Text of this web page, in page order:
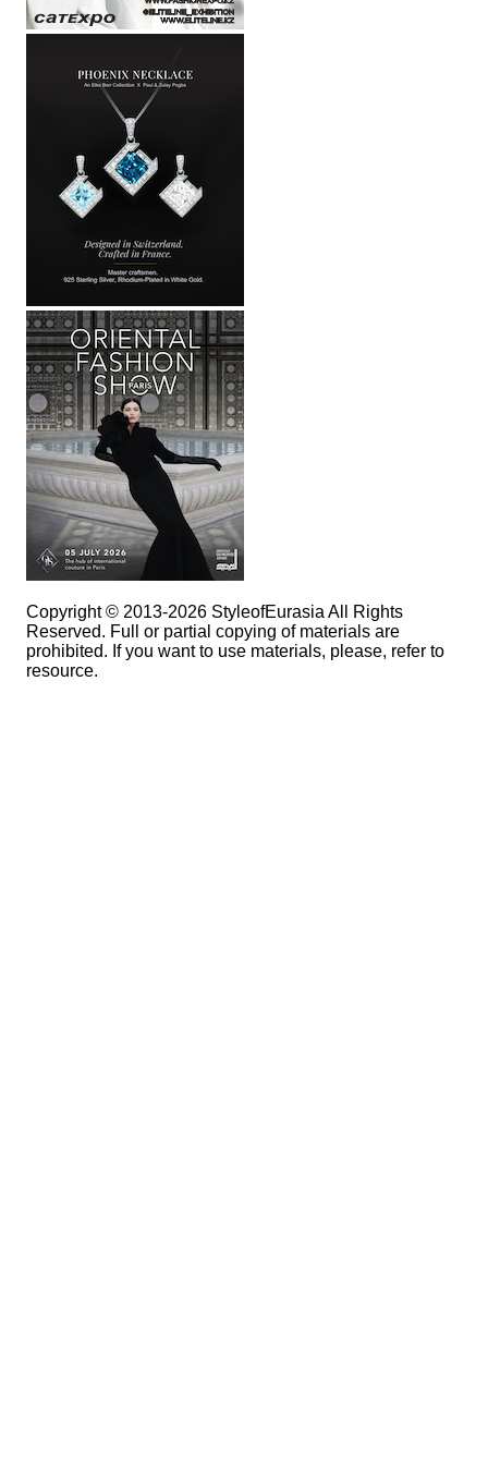
Copyright © 2013-2026 StyleofEurasia All Rights
Reserved. Full or partial copying of materials are
prohibited. If you want to use materials, please, refer to
resource.